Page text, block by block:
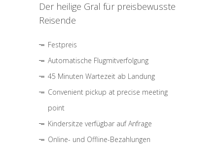
Der heilige Gral für preisbewusste
Reisende
Festpreis
Automatische Flugmitverfolgung
45 Minuten Wartezeit ab Landung
Convenient pickup at precise meeting
point
Kindersitze verfügbar auf Anfrage
Online- und Offline-Bezahlungen